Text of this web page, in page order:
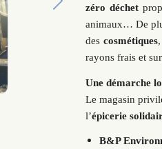
Next
zéro déchet
animaux… De
des cosmétiques
rayons frais et
Une démarche
Le magasin
l’épicerie
B&P